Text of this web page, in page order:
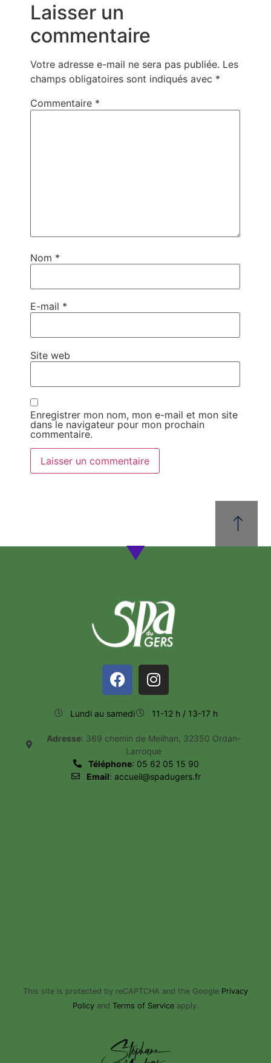
Laisser un
commentaire
Votre adresse e-mail ne sera pas publiée. Les
champs obligatoires sont indiqués avec *
Commentaire *
Nom *
E-mail *
Site web
Enregistrer mon nom, mon e-mail et mon site
dans le navigateur pour mon prochain
commentaire.
Lundi au samedi 11-12 h / 13-17 h
Adresse: 369 chemin de Meilhan, 32350 Ordan-
Larroque
Téléphone: 05 62 05 15 90
Email: accueil@spadugers.fr
This site is protected by reCAPTCHA and the Google Privacy
Policyand Terms of Serviceapply.